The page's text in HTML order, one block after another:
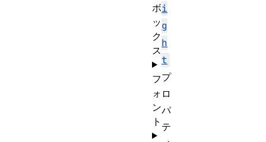
i
g
h
t
プ
ロ
パ
テ
ボ
ッ
ク
ス
フ
ォ
ン
ト